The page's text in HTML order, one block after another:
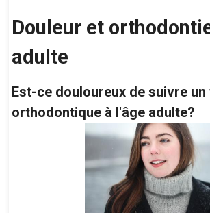
Douleur et
adulte
Est-ce douloureux de suivre
orthodontique à l'âge adulte?